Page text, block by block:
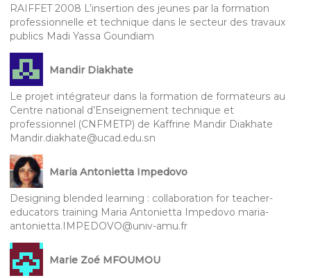
RAIFFET 2008 L’insertion des jeunes par la formation
professionnelle et technique dans le secteur des travaux
publics Madi Yassa Goundiam
Mandir Diakhate
Le projet intégrateur dans la formation de formateurs au
Centre national d’Enseignement technique et
professionnel (CNFMETP) de Kaffrine Mandir Diakhate
Mandir.diakhate@ucad.edu.sn
Maria Antonietta Impedovo
Designing blended learning : collaboration for teacher-
educators training Maria Antonietta Impedovo maria-
antonietta.IMPEDOVO@univ-amu.fr
Marie Zoé MFOUMOU